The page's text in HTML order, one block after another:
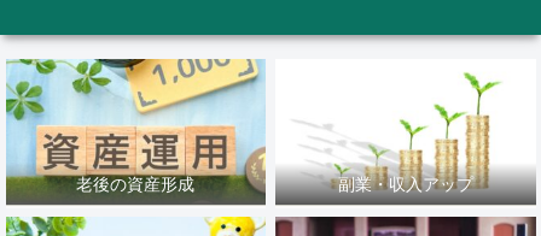
老後の資産形成 副業・収入アップ